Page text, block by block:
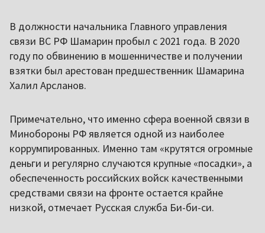
В должности начальника Главного управления
связи ВС РФ Шамарин пробыл с 2021 года. В 2020
году по обвинению в мошенничестве и получении
взятки был арестован предшественник Шамарина
Халил Арсланов.
Примечательно, что именно сфера военной связи в
Минобороны РФ является одной из наиболее
коррумпированных. Именно там «крутятся огромные
деньги и регулярно случаются крупные «посадки», а
обеспеченность российских войск качественными
средствами связи на фронте остается крайне
низкой, отмечает Русская служба Би-би-си.